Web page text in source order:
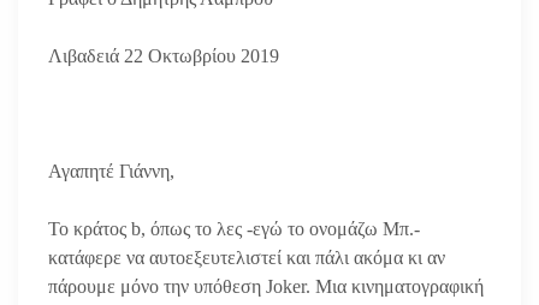
Λιβαδειά 22 Οκτωβρίου 2019
Αγαπητέ Γιάννη,
Το κράτος b, όπως το λες -εγώ το ονομάζω Μπ.-
κατάφερε να αυτοεξευτελιστεί και πάλι ακόμα κι αν
πάρουμε μόνο την υπόθεση Joker. Μια κινηματογραφική